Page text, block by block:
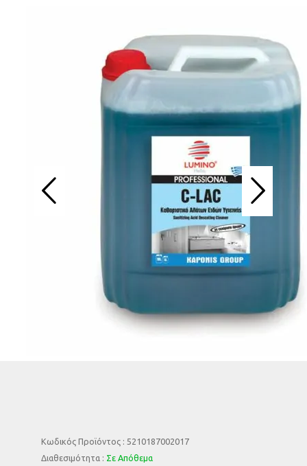
Κωδικός Προϊόντος : 5210187002017
Διαθεσιμότητα : Σε Απόθεμα